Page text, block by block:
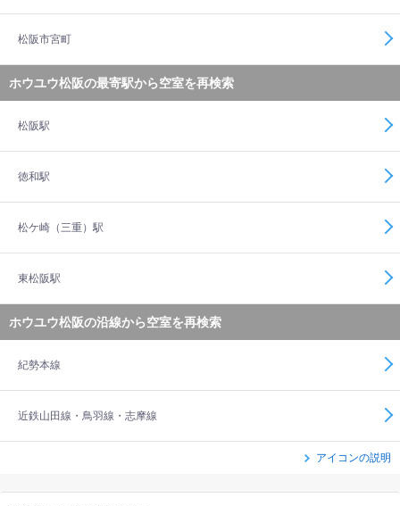
松阪市宮町
ホウユウ松阪の最寄駅から空室を再検索
松阪駅
徳和駅
松ケ崎（三重）駅
東松阪駅
ホウユウ松阪の沿線から空室を再検索
紀勢本線
近鉄山田線・鳥羽線・志摩線
アイコンの説明